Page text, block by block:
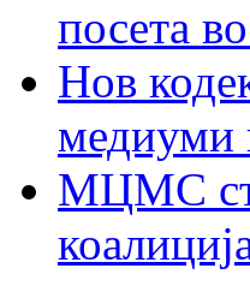
посета
Нов
медиуми
МЦМС